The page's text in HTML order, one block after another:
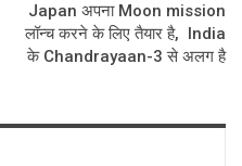
Japan अपना Moon mission
लॉन्च करने के लिए तैयार है, India
के Chandrayaan-3 से अलग है